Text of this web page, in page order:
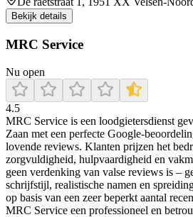
Bekijk details
MRC Service
Nu open
4.5
MRC Service is een loodgietersdienst
Zaan met een perfecte Google-
lovende reviews. Klanten prijzen het
zorgvuldigheid, hulpvaardigheid en
geen verdenking van valse reviews is –
schrijfstijl, realistische namen en
op basis van een zeer beperkt aantal
MRC Service een professioneel en